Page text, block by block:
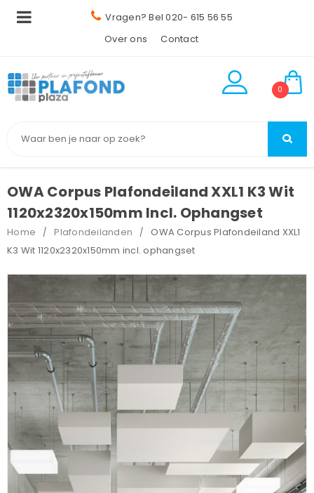
Vragen? Bel 020- 615 56 55
Over ons
Contact
0
OWA Corpus Plafondeiland XXL1 K3 Wit
1120x2320x150mm Incl. Ophangset
Home / Plafondeilanden /
OWA Corpus Plafondeiland XXL1
K3 Wit 1120x2320x150mm incl. ophangset